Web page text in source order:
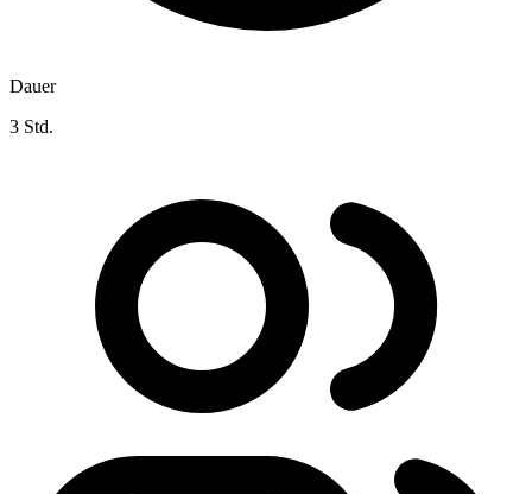
Dauer
3 Std.